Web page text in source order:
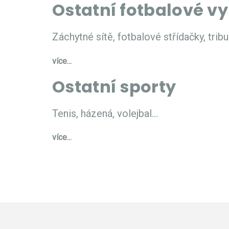
Ostatní fotbalové
Záchytné sítě, fotbalové střídačky,
více...
Ostatní sporty
Tenis, házená, volejbal...
více...